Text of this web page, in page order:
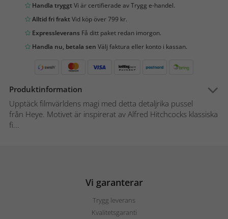
Handla tryggtVi är certifierade av Trygg e-handel.
Alltid fri fraktVid köp över 799 kr.
Expressleverans Få ditt paket redan imorgon.
Handla nu, betala sen Välj faktura eller konto i kassan.
Produktinformation
Upptäck filmvärldens magi med detta detaljrika pussel
från Heye. Motivet är inspirerat av Alfred Hitchcocks klassiska
fi...
Vi garanterar
Trygg leverans
Kvalitetsgaranti